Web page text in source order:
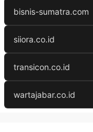
bisnis-sumatra.com
siiora.co.id
transicon.co.id
wartajabar.co.id